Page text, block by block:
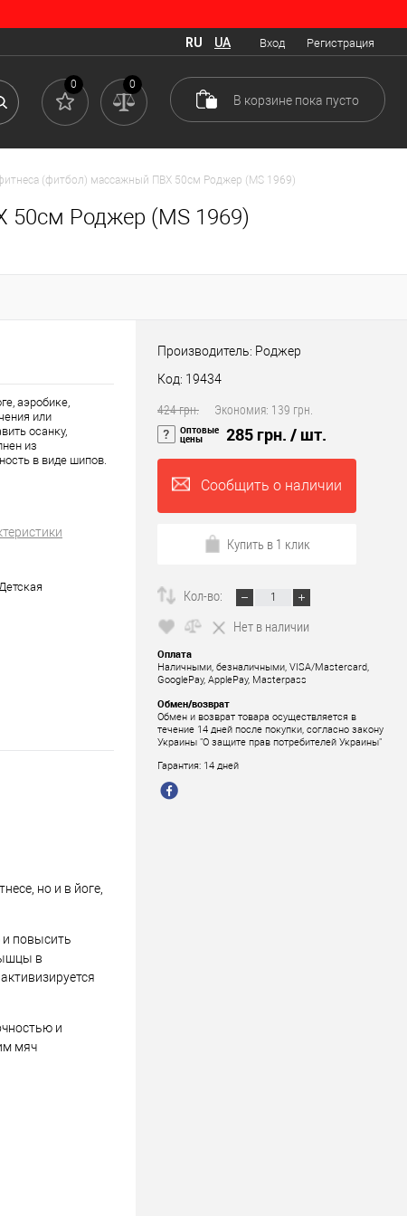
Вход Регистрация
RU UA
0 0
В корзине пока пусто
(фитбол) массажный ПВХ 50см Роджер (MS 1969)
50см Роджер (MS 1969)
аэробике,
или
осанку,
из
в виде шипов.
но и в йоге,
повысить
в
и
мяч
Производитель: Роджер
Код: 19434
424 грн. Экономия: 139 грн.
Оптовые
цены 285 грн. / шт.
Сообщить о наличии
Купить в 1 клик
Кол-во:
Нет в наличии
Оплата
Наличными, безналичными, VISA/Mastercard,
GooglePay, ApplePay, Masterpass
Обмен/возврат
Обмен и возврат товара осуществляется в
течение 14 дней после покупки, согласно закону
Украины "О защите прав потребителей Украины"
Гарантия: 14 дней